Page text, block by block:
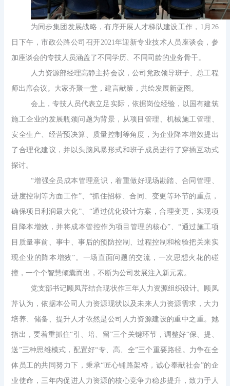
为同步集团发展战略，有序开展人才梯队建设工作， 1月26
日下午，市政公路公司召开2021年迎新专业技术人员座谈会，参
加座谈会的专技人员涵盖了不同学历、不同司龄的业务骨干。
人力资源部经理高静主持会议，公司党政领导班子、总工程
师出席会议。大家齐聚一堂，建言献策，共绘发展新蓝图。
会上， 专技人员代表立足实际，依据岗位经验，以国有建筑
施工企业的发展瓶颈问题为背景，从项目管理、机械施工管理、
安全生产、经营预决算、质量控制等角度，为企业降本增效提出
了合理化建议 ， 并以头脑风暴形式和班子成员进行了穿插互动式
探讨。
“增强全员成本管理意识，着重做好现场勘踏、合同管理、
进度控制等方面工作”、 “抓住招标、合同、变更等环节的重点，
确保项目利润最大化”、“通过优化设计方案，合理变更，实现项
目降本增效，并将成本管控作为项目管理的核心”、“通过施工项
目质量事前、事中、事后的预防控制、过程控制和检验把关来实
现企业的降本增效”。一场直面问题的交流，一次思想火花的碰
撞，一个个智慧倾囊而出，不断为公司发展注入新元素。
党支部书记顾凤芹结合现状作三年人力资源组织设计。顾凤
芹认为，依据本公司人力资源现状以及未来人力资源需求，大力
培养、储备、提升人才依然是公司人力资源建设的重中之重。她
指出，要着重抓住“引、培、留”三个关键环节，调整好“保、提、
送”三种思维模式，配置好“专、高、全”三个重要路径。力争在全
体员工的共同努力下，秉承“匠心铺路架桥，诚心奉献社会”的企
业使命，三年内促进人力资源的核心竞争力稳步提升，致力于人